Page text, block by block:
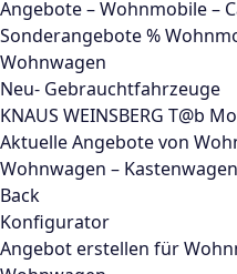
Angebote – Wohnmobile –
Sonderangebote %
Wohnwagen
Neu- Gebrauchtfahrzeuge
KNAUS WEINSBERG T@b
Aktuelle Angebote von
Wohnwagen –
Back
Konfigurator
Angebot erstellen für